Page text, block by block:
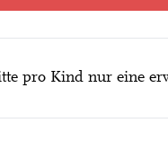
pro Kind nur eine